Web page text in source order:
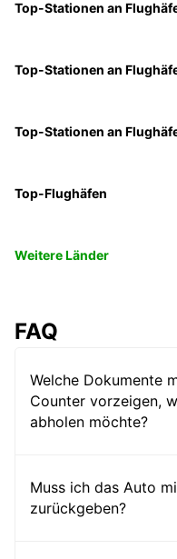
Top-Stationen an
Top-Stationen an
Top-Stationen an
Top-Flughäfen
Weitere Länder
FAQ
Welche Dokumente
Counter vorzeigen,
abholen möchte?
Muss ich das Auto
zurückgeben?